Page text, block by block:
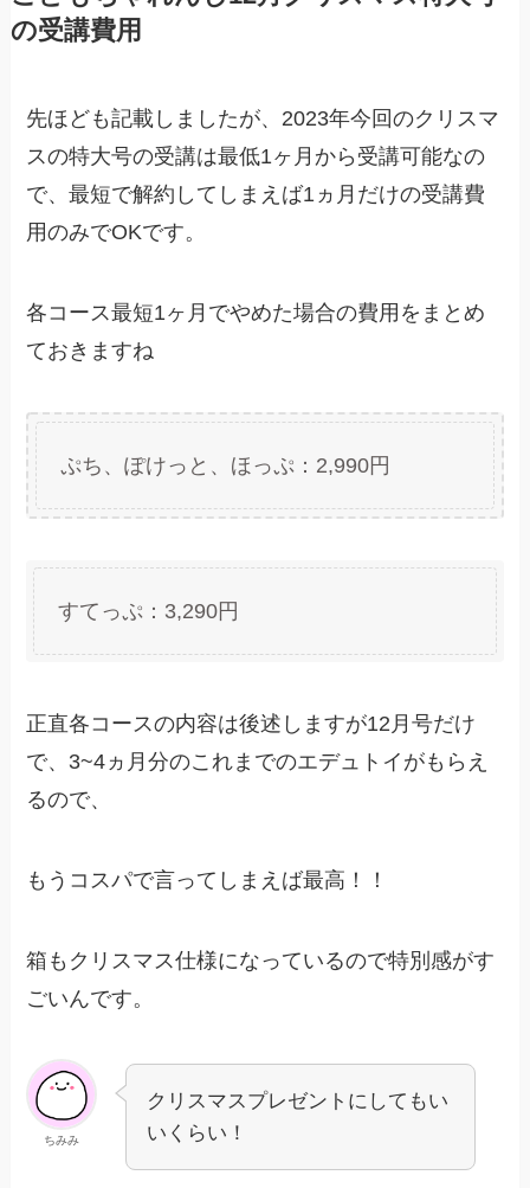
の受講費用
先ほども記載しましたが、2023年今回のクリスマ
スの特大号の受講は最低1ヶ月から受講可能なの
で、最短で解約してしまえば1ヵ月だけの受講費
用のみでOKです。
各コース最短1ヶ月でやめた場合の費用をまとめ
ておきますね
ぷち、ぽけっと、ほっぷ：2,990円
すてっぷ：3,290円
正直各コースの内容は後述しますが12月号だけ
で、3~4ヵ月分のこれまでのエデュトイがもらえ
るので、
もうコスパで言ってしまえば最高！！
箱もクリスマス仕様になっているので特別感がす
ごいんです。
ちみみ
クリスマスプレゼントにしてもい
いくらい！